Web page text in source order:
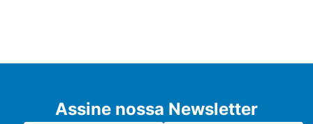
Assine nossa Newsletter